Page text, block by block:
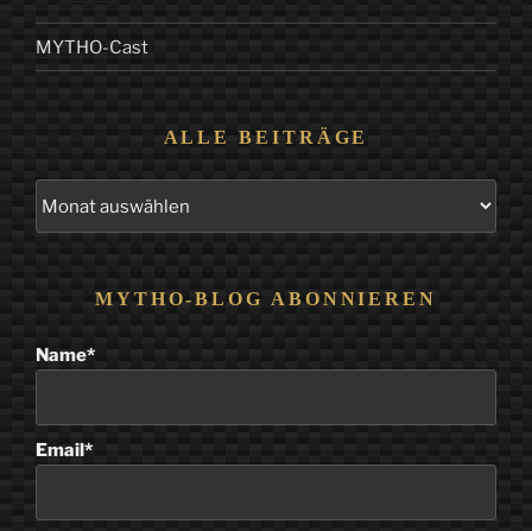
MYTHO-Cast
ALLE BEITRÄGE
MYTHO-BLOG ABONNIEREN
Name*
Email*